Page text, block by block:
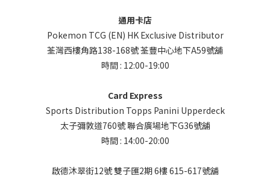
通用卡店
Pokemon TCG (EN) HK Exclusive Distributor
荃灣西樓角路138-168號 荃豐中心地下A59號舖
時間 : 12:00-19:00
Card Express
Sports Distribution Topps Panini Upperdeck
太子彌敦道760號 聯合廣場地下G36號舖
時間 : 14:00-20:00
啟德沐翠街12號 雙子匯2期 6樓 615-617號舖